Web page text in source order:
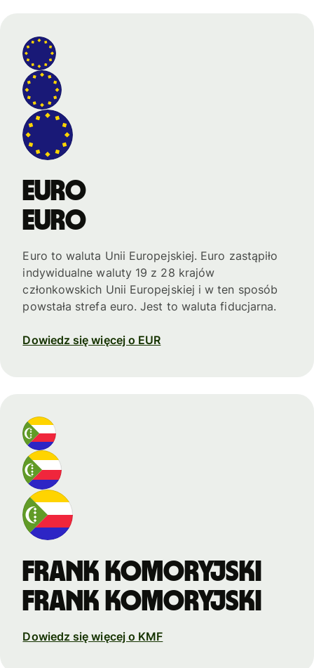
Euro
Euro
Euro to waluta Unii Europejskiej. Euro zastąpiło
indywidualne waluty 19 z 28 krajów
członkowskich Unii Europejskiej i w ten sposób
powstała strefa euro. Jest to waluta fiducjarna.
Dowiedz się więcej o EUR
Frank komoryjski
Frank komoryjski
Dowiedz się więcej o KMF